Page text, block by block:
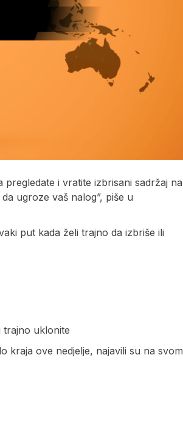
i vratite izbrisani sadržaj na
ugroze vaš nalog”, piše u
put kada želi trajno da izbriše ili
trajno uklonite
kraja ove nedjelje, najavili su na svom